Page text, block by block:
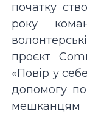
початку
року
проєкт
«Повір у
допомогу